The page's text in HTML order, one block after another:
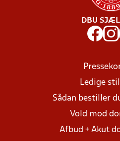
DBU
Ledige
Sådan bestiller
Vold mod
Afbud + Akut